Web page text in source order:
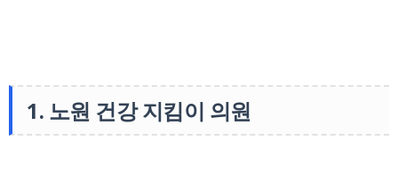
1. 노원 건강 지킴이 의원